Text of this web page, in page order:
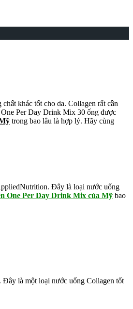
khác tốt cho da. Collagen rất cần
Per Day Drink Mix 30 ống được
trong bao lâu là hợp lý. Hãy cùng
Đây là loại nước uống
One Per Day Drink Mix của Mỹ bao
Đây là một loại nước uống Collagen tốt